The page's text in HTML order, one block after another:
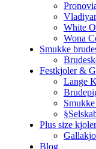
White
Wona
Smukke
Festkjoler &
Lange
Plus size kjoler
Blog